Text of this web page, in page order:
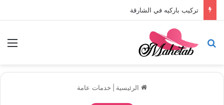
تركيب باركيه في الشارقة
بحث عن
الرئيسية خدمات عامة